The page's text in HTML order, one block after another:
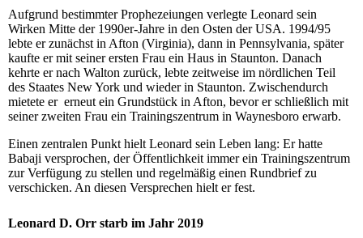
Aufgrund bestimmter Prophezeiungen verlegte Leonard sein
Wirken Mitte der 1990er-Jahre in den Osten der USA. 1994/95
lebte er zunächst in Afton (Virginia), dann in Pennsylvania, später
kaufte er mit seiner ersten Frau ein Haus in Staunton. Danach
kehrte er nach Walton zurück, lebte zeitweise im nördlichen Teil
des Staates New York und wieder in Staunton. Zwischendurch
mietete er erneut ein Grundstück in Afton, bevor er schließlich mit
seiner zweiten Frau ein Trainingszentrum in Waynesboro erwarb.
Einen zentralen Punkt hielt Leonard sein Leben lang: Er hatte
Babaji versprochen, der Öffentlichkeit immer ein Trainingszentrum
zur Verfügung zu stellen und regelmäßig einen Rundbrief zu
verschicken. An diesen Versprechen hielt er fest.
Leonard D. Orr starb im Jahr 2019